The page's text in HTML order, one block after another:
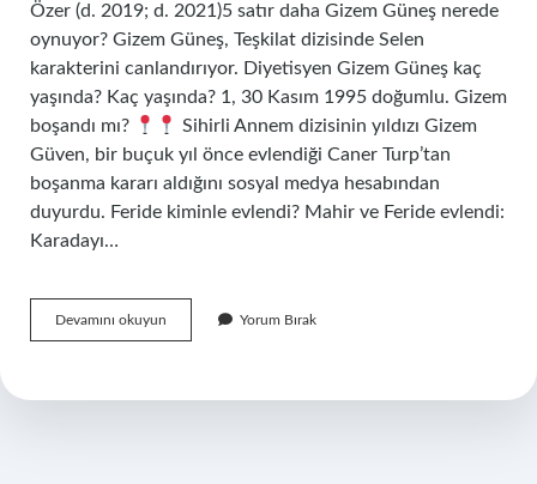
Özer (d. 2019; d. 2021)5 satır daha Gizem Güneş nerede
oynuyor? Gizem Güneş, Teşkilat dizisinde Selen
karakterini canlandırıyor. Diyetisyen Gizem Güneş kaç
yaşında? Kaç yaşında? 1, 30 Kasım 1995 doğumlu. Gizem
boşandı mı?
Sihirli Annem dizisinin yıldızı Gizem
Güven, bir buçuk yıl önce evlendiği Caner Turp’tan
boşanma kararı aldığını sosyal medya hesabından
duyurdu. Feride kiminle evlendi? Mahir ve Feride evlendi:
Karadayı…
Devamını okuyun
Mollaoğlu
Yorum Bırak